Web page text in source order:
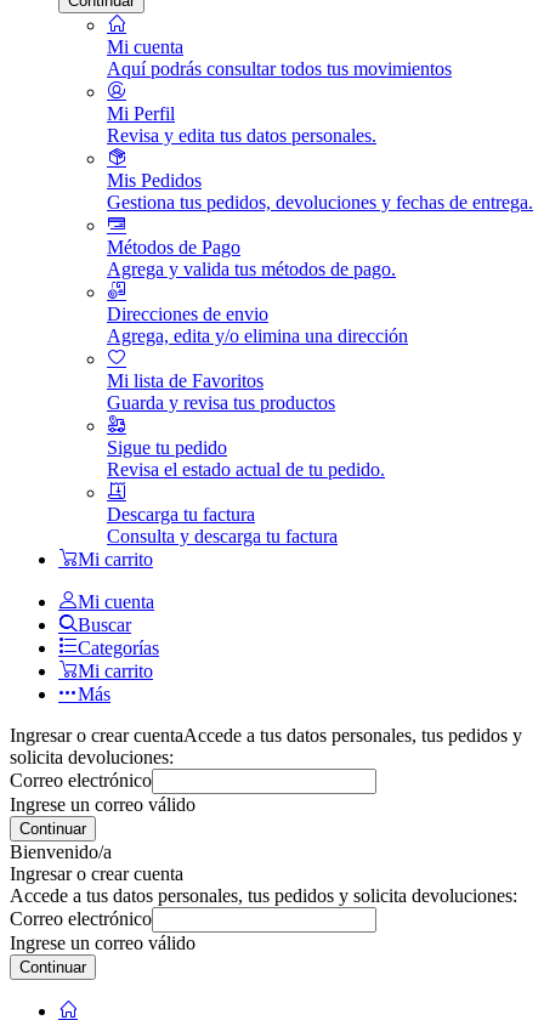
Mi cuenta
Aquí podrás consultar todos tus movimientos
Mi Perfil
Revisa y edita tus datos personales.
Mis Pedidos
Gestiona tus pedidos, devoluciones y fechas de entrega.
Métodos de Pago
Agrega y valida tus métodos de pago.
Direcciones de envio
Agrega, edita y/o elimina una dirección
Mi lista de Favoritos
Guarda y revisa tus productos
Sigue tu pedido
Revisa el estado actual de tu pedido.
Descarga tu factura
Consulta y descarga tu factura
Mi carrito
Mi cuenta
Buscar
Categorías
Mi carrito
Más
Ingresar o crear cuentaAccede a tus datos personales, tus pedidos y
solicita devoluciones:
Correo electrónico
Ingrese un correo válido
Continuar
Bienvenido/a
Ingresar o crear cuenta
Accede a tus datos personales, tus pedidos y solicita devoluciones:
Correo electrónico
Ingrese un correo válido
Continuar